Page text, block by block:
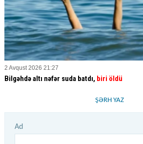
2 Avqust 2026 21:27
Bilgəhdə altı nəfər suda batdı, biri öldü
ŞƏRH YAZ
Ad